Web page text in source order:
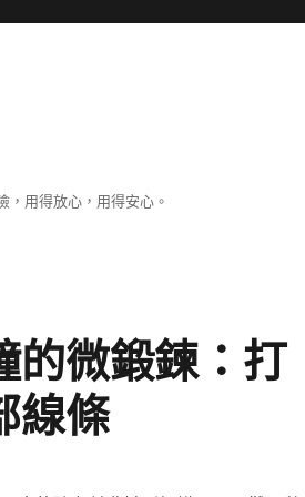
，用得放心，用得安心。
的微鍛鍊：打
線條